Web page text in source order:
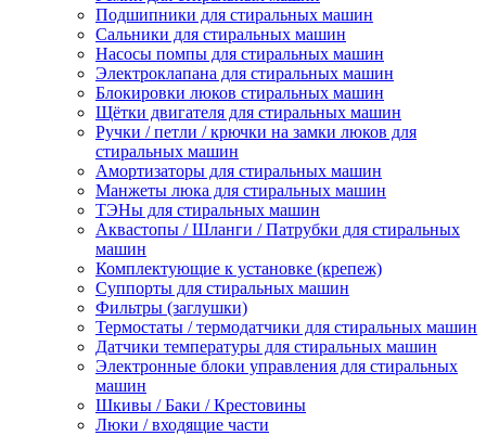
Подшипники для стиральных машин
Сальники для стиральных машин
Насосы помпы для стиральных машин
Электроклапана для стиральных машин
Блокировки люков стиральных машин
Щётки двигателя для стиральных машин
Ручки / петли / крючки на замки люков для
стиральных машин
Амортизаторы для стиральных машин
Манжеты люка для стиральных машин
ТЭНы для стиральных машин
Аквастопы / Шланги / Патрубки для стиральных
машин
Комплектующие к установке (крепеж)
Суппорты для стиральных машин
Фильтры (заглушки)
Термостаты / термодатчики для стиральных машин
Датчики температуры для стиральных машин
Электронные блоки управления для стиральных
машин
Шкивы / Баки / Крестовины
Люки / входящие части